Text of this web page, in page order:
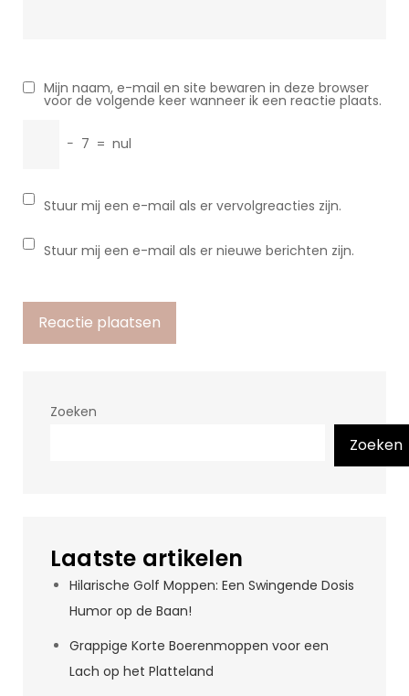
Mijn naam, e-mail en site bewaren in deze browser
voor de volgende keer wanneer ik een reactie plaats.
− 7 = nul
Stuur mij een e-mail als er vervolgreacties zijn.
Stuur mij een e-mail als er nieuwe berichten zijn.
Zoeken
Zoeken
Laatste artikelen
Hilarische Golf Moppen: Een Swingende Dosis
Humor op de Baan!
Grappige Korte Boerenmoppen voor een
Lach op het Platteland